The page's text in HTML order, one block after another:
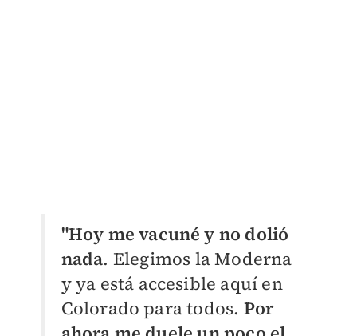
"Hoy me vacuné y no dolió
nada. Elegimos la Moderna
y ya está accesible aquí en
Colorado para todos. Por